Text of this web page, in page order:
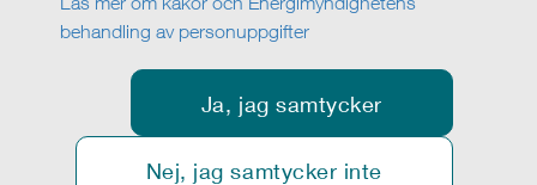
behandling av personuppgifter
Ja, jag samtycker
Nej, jag samtycker inte